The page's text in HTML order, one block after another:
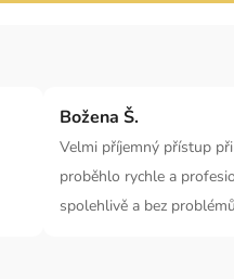
Božena Š.
Velmi příjemný přístup
proběhlo rychle a
spolehlivě a bez